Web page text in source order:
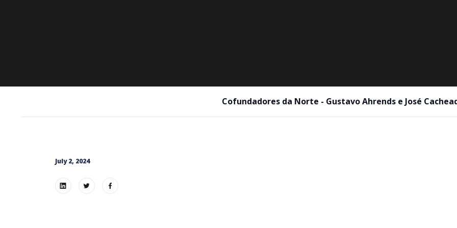
Cofundadores da Norte - Gustavo Ahrends e José
July 2, 2024